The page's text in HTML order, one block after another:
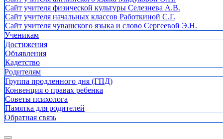
Сайт учителя физической культуры Селезнева А.В.
Сайт учителя начальных классов Работкиной С.Г.
Сайт учителя чувашского языка и слово Сергеевой Э.Н.
Ученикам
Достижения
Объявления
Кадетство
Родителям
Группа продленного дня (ГПД)
Конвенция о правах ребенка
Советы психолога
Памятка для родителей
Обратная связь